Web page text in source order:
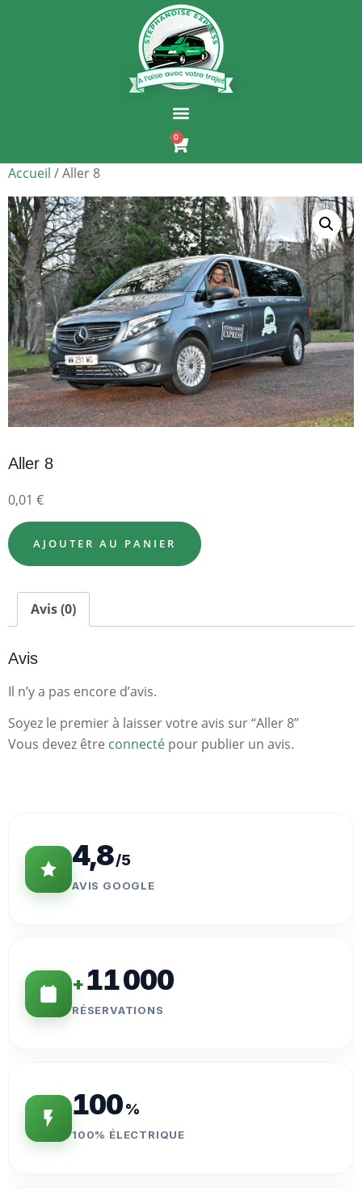
0
Accueil / Aller 8
Aller 8
0,01 €
AJOUTER AU PANIER
Avis (0)
Avis
Il n’y a pas encore d’avis.
Soyez le premier à laisser votre avis sur “Aller 8”
Vous devez être connecté pour publier un avis.
4,8/5
AVIS GOOGLE
+11 000
RÉSERVATIONS
100%
100% ÉLECTRIQUE